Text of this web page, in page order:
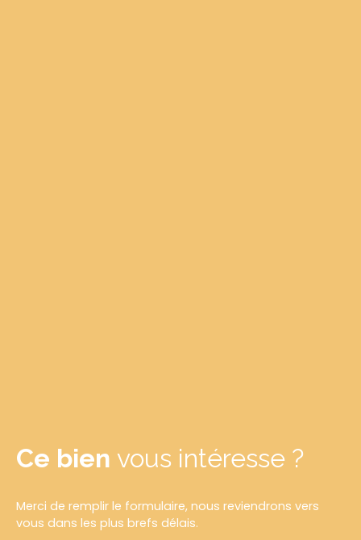
Ce bien vous intéresse ?
Merci de remplir le formulaire, nous reviendrons vers
vous dans les plus brefs délais.